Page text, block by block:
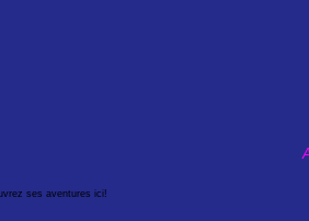
ses aventures ici!